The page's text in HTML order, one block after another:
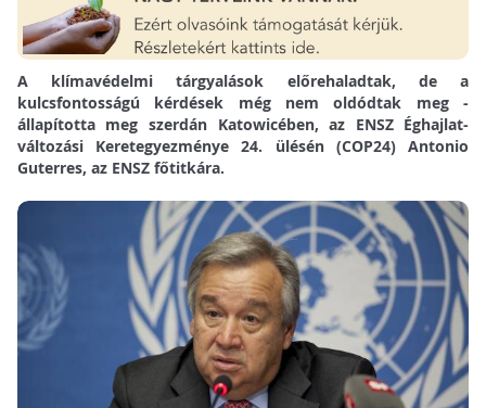
A klímavédelmi tárgyalások előrehaladtak, de a
kulcsfontosságú kérdések még nem oldódtak meg -
állapította meg szerdán Katowicében, az ENSZ Éghajlat-
változási Keretegyezménye 24. ülésén (COP24) Antonio
Guterres, az ENSZ főtitkára.